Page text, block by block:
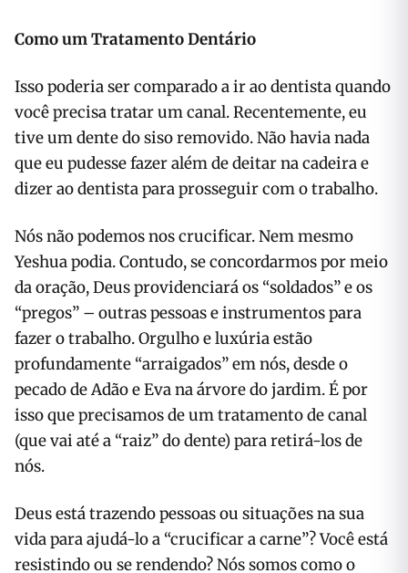
Como um Tratamento Dentário
Isso poderia ser comparado a ir ao dentista quando
você precisa tratar um canal. Recentemente, eu
tive um dente do siso removido. Não havia nada
que eu pudesse fazer além de deitar na cadeira e
dizer ao dentista para prosseguir com o trabalho.
Nós não podemos nos crucificar. Nem mesmo
Yeshua podia. Contudo, se concordarmos por meio
da oração, Deus providenciará os “soldados” e os
“pregos” – outras pessoas e instrumentos para
fazer o trabalho. Orgulho e luxúria estão
profundamente “arraigados” em nós, desde o
pecado de Adão e Eva na árvore do jardim. É por
isso que precisamos de um tratamento de canal
(que vai até a “raiz” do dente) para retirá-los de
nós.
Deus está trazendo pessoas ou situações na sua
vida para ajudá-lo a “crucificar a carne”? Você está
resistindo ou se rendendo? Nós somos como o